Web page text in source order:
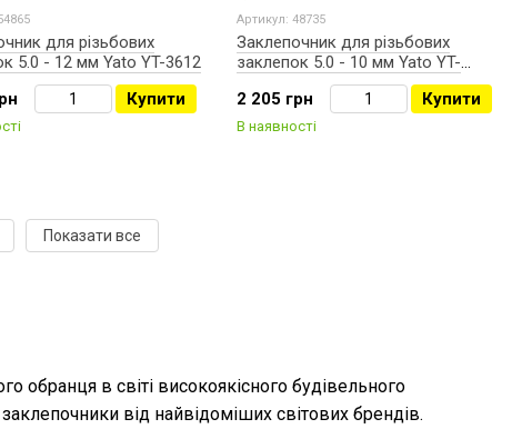
обранця в світі високоякісного будівельного
від найвідоміших світових брендів.
для різьбових
5.0 - 12 мм Yato YT-3612
Купити
Артикул: 48735
Заклепочник для різьбових
заклепок 5.0 - 10 мм Yato YT-
2 205 грн
Купити
В наявності
Показати все